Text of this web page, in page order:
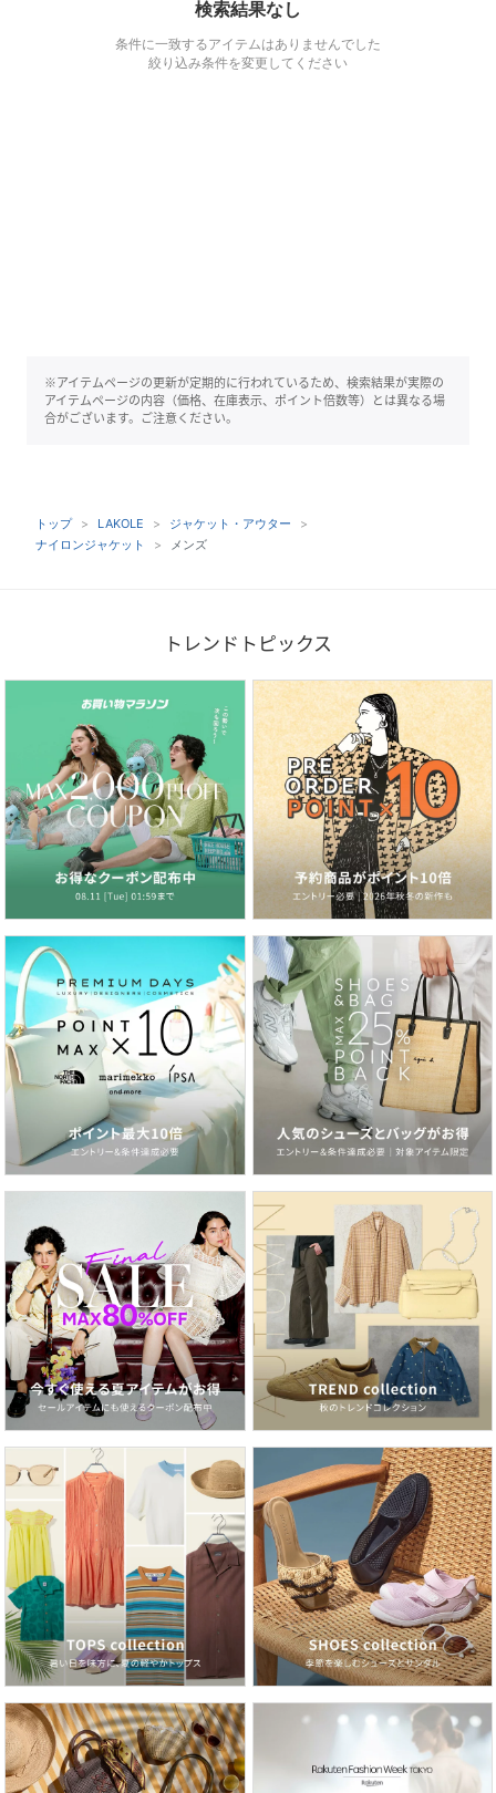
検索結果なし
条件に一致するアイテムはありませんでした
絞り込み条件を変更してください
※アイテムページの更新が定期的に行われているため、検索結果が実際の
アイテムページの内容（価格、在庫表示、ポイント倍数等）とは異なる場
合がございます。ご注意ください。
トップ LAKOLE
ジャケット・アウター
ナイロンジャケット
メンズ
トレンドトピックス